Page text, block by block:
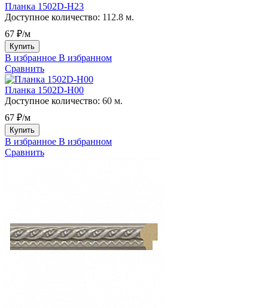
Планка 1502D-H23
Доступное количество: 112.8 м.
67 ₽/м
Купить
В избранное В избранном
Сравнить
Планка 1502D-H00
Доступное количество: 60 м.
67 ₽/м
Купить
В избранное В избранном
Сравнить